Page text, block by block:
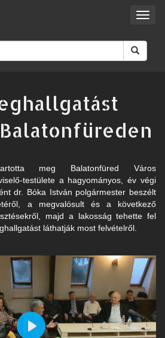
meg Balatonfüred Város
testülete a hagyományos, év végi
dr. Bóka István polgármester beszélt
a megvalósult és a következő
majd a lakosság tehette fel
láthatják most felvételről.